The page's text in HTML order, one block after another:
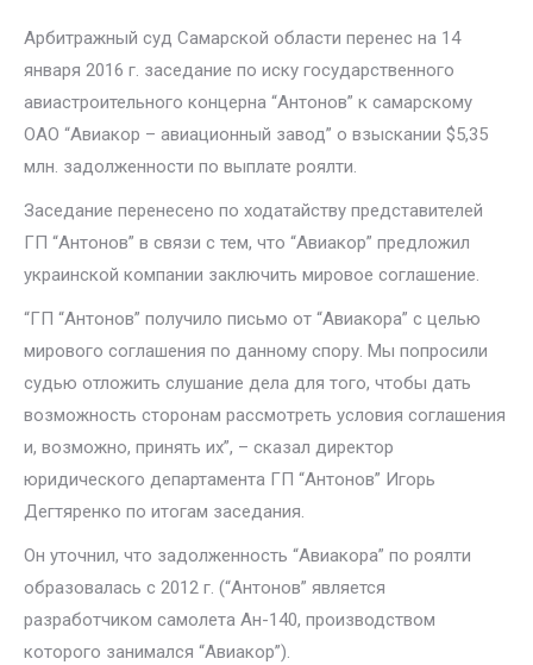
Арбитражный суд Самарской области перенес на 14
января 2016 г. заседание по иску государственного
авиастроительного концерна “Антонов” к самарскому
ОАО “Авиакор – авиационный завод” о взыскании $5,35
млн. задолженности по выплате роялти.
Заседание перенесено по ходатайству представителей
ГП “Антонов” в связи с тем, что “Авиакор” предложил
украинской компании заключить мировое соглашение.
“ГП “Антонов” получило письмо от “Авиакора” с целью
мирового соглашения по данному спору. Мы попросили
судью отложить слушание дела для того, чтобы дать
возможность сторонам рассмотреть условия соглашения
и, возможно, принять их”, – сказал директор
юридического департамента ГП “Антонов” Игорь
Дегтяренко по итогам заседания.
Он уточнил, что задолженность “Авиакора” по роялти
образовалась с 2012 г. (“Антонов” является
разработчиком самолета Ан-140, производством
которого занимался “Авиакор”).